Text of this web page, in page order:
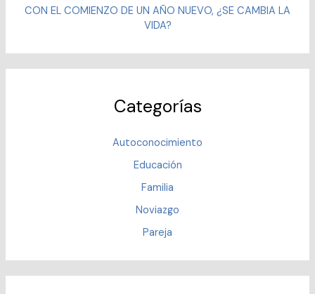
CON EL COMIENZO DE UN AÑO NUEVO, ¿SE CAMBIA LA
VIDA?
Categorías
Autoconocimiento
Educación
Familia
Noviazgo
Pareja